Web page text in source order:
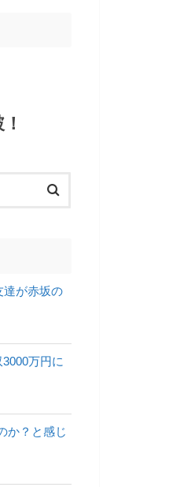
達が赤坂の
万円に
か？と感じ